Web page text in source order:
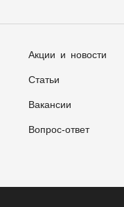
Акции и новости
Статьи
Вакансии
Вопрос-ответ